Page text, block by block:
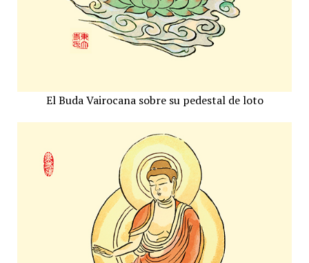
El Buda Vairocana sobre su pedestal de loto